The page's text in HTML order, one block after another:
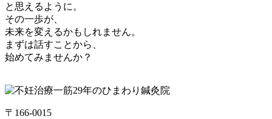
と思えるように。
その一歩が、
未来を変えるかもしれません。
まずは話すことから、
始めてみませんか？
〒166-0015